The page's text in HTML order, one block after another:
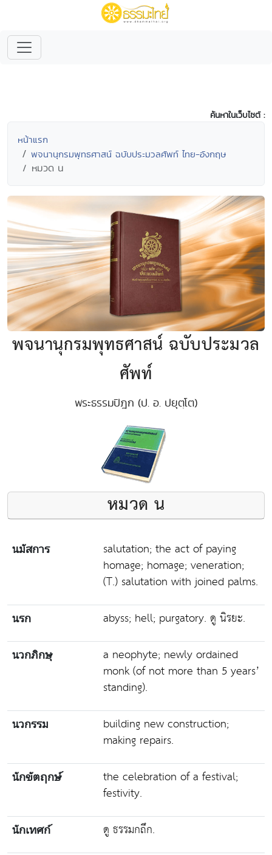
ค้นหาในเว็บไซต์ :
หน้าแรก
พจนานุกรมพุทธศาสน์ ฉบับประมวลศัพท์ ไทย-อังกฤษ
หมวด น
พจนานุกรมพุทธศาสน์ ฉบับประมวล
ศัพท์
พระธรรมปิฎก (ป. อ. ปยุตฺโต)
หมวด น
นมัสการ
salutation; the act of paying
homage; homage; veneration;
(T.) salutation with joined palms.
นรก abyss; hell; purgatory. ดู นิรยะ.
นวกภิกษุ
a neophyte; newly ordained
monk (of not more than 5 years’
standing).
นวกรรม
building new construction;
making repairs.
นักขัตฤกษ์
the celebration of a festival;
festivity.
นักเทศก์ ดู ธรรมกถึก.